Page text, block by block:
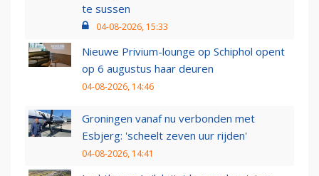
te sussen
04-08-2026, 15:33
Nieuwe Privium-lounge op Schiphol opent
op 6 augustus haar deuren
04-08-2026, 14:46
Groningen vanaf nu verbonden met
Esbjerg: 'scheelt zeven uur rijden'
04-08-2026, 14:41